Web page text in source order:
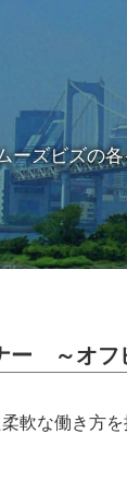
ーズビズの
～オフ
軟な働き方